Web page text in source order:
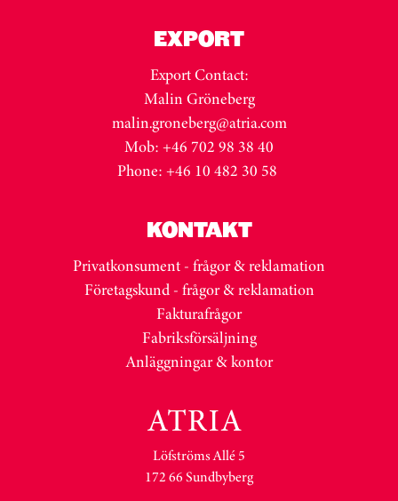
EXPORT
Export Contact:
Malin Gröneberg
malin.groneberg@atria.com
Mob: +46 702 98 38 40
Phone: +46 10 482 30 58
KONTAKT
Privatkonsument - frågor & reklamation
Företagskund - frågor & reklamation
Fakturafrågor
Fabriksförsäljning
Anläggningar & kontor
Löfströms Allé 5
172 66 Sundbyberg